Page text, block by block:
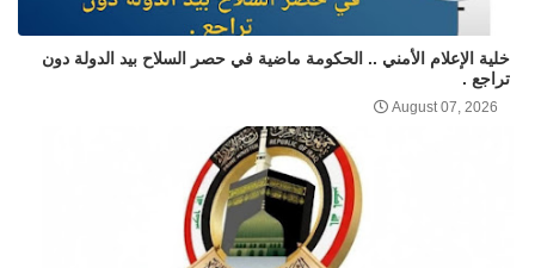
خلية الإعلام الأمني .. الحكومة ماضية في حصر السلاح بيد الدولة دون
تراجع .
August 07, 2026